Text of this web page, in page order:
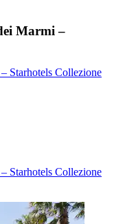
Marmi –
Starhotels Collezione
Starhotels Collezione